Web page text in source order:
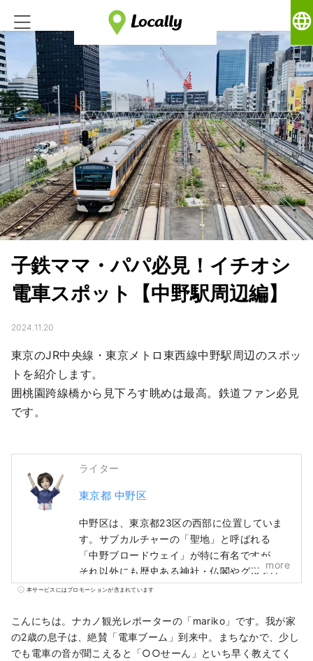
language
子鉄ママ・パパ必見！イチオシ
電車スポット【中野駅周辺編】
2024.11.20
東京のJR中央線・東京メトロ東西線中野駅周辺のスポッ
トを紹介します。
囲桃園跨線橋から見下ろす眺めは最高。鉄道ファン必見
です。
ライター
東京都 中野区
中野区は、東京都23区の西部に位置していま
す。サブカルチャーの「聖地」と呼ばれる
「中野ブロードウェイ」が特に有名ですが、
それ以外にも歴史ある神社・仏閣やグルメな
ど、多くの観光資源を有しています。 中野駅
進み、まちの移り変わりが進む一方、昔なが
らの人情味あふれる商店街が賑わっているな
ど、中野のまちは多様な面を持っています。
more
本サービスにはプロモーションが含まれています
こんにちは。ナカノ観光レポーターの「mariko」です。我が家
の2歳の息子は、絶賛「電車ブーム」到来中。まちなかで、少し
でも電車の音が聞こえると「○○せーん」といち早く教えてく